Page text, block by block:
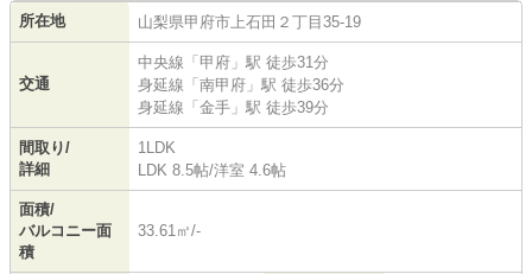
所在地 山梨県甲府市 上石田 ２丁目35-19
交通
中央線 「 甲府 」駅 徒歩31分
身延線 「 南甲府 」駅 徒歩36分
身延線 「 金手 」駅 徒歩39分
間取り/
詳細
1LDK
LDK 8.5帖/洋室 4.6帖
面積/
バルコニー面
積
33.61㎡/-